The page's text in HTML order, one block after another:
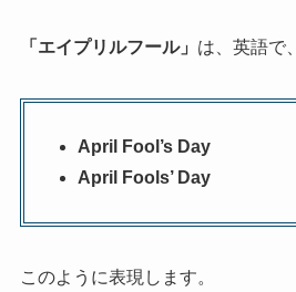
「エイプリルフール」 は、英語で、
April Fool’s Day
April Fools’ Day
このように表現します。